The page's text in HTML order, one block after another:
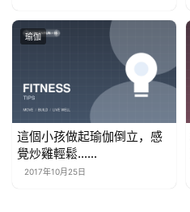
瑜伽
這個小孩做起瑜伽倒立，感
覺炒雞輕鬆……
2017年10月25日